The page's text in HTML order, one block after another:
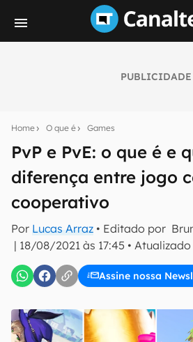
PUBLICIDADE
Home O que é Games
PvP e PvE: o que é e
diferença entre jogo
cooperativo
Por Lucas Arraz • Editado por
| 18/08/2021 às 17:45 • Atualizado
Assine nossa
notícias e reviews sobre
mão.
E-mail
inscreva-se
Confirmo que li, aceito e concordo
Uso e Política de Privacidade do